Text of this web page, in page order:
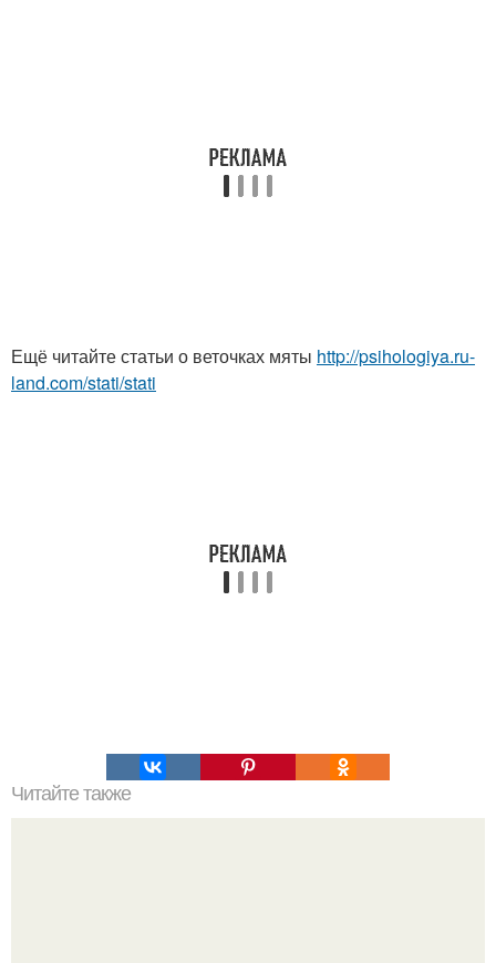
Ещё читайте статьи о веточках мяты http://psihologiya.ru-
land.com/stati/stati
Читайте также